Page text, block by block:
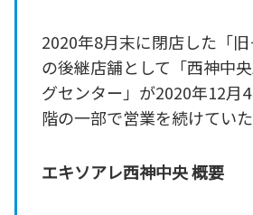
2020年8月末に閉店した「旧
の後継店舗として「西神中
グセンター」が2020年12月
階の一部で営業を続けていた
エキソアレ西神中央 概要